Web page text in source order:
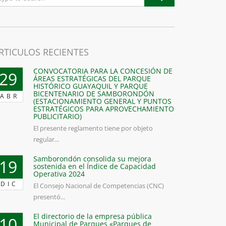
RECIENTES
ABR
CONVOCATORIA PARA LA CONCESIÓN DE
ÁREAS ESTRATÉGICAS DEL PARQUE
HISTÓRICO GUAYAQUIL Y PARQUE
BICENTENARIO DE SAMBORONDÓN
(ESTACIONAMIENTO GENERAL Y PUNTOS
ESTRATÉGICOS PARA APROVECHAMIENTO
PUBLICITARIO)
El presente reglamento tiene por objeto
regular...
DIC
Samborondón consolida su mejora
sostenida en el Índice de Capacidad
Operativa 2024
El Consejo Nacional de Competencias (CNC)
presentó...
El directorio de la empresa pública
Municipal de Parques «Parques de